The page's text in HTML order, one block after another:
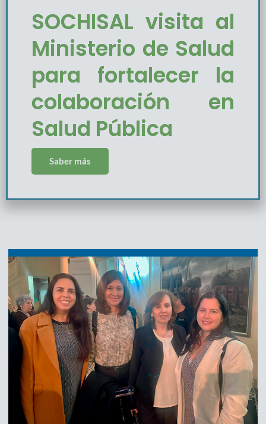
SOCHISAL visita al
Ministerio de Salud
para fortalecer la
colaboración en
Salud Pública
Saber más